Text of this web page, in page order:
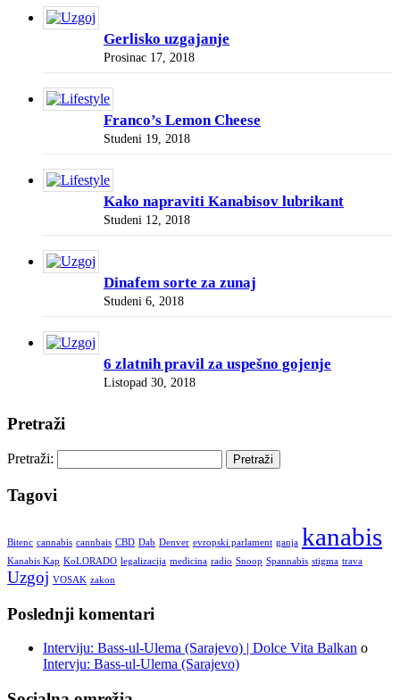
Gerlisko uzgajanje
Prosinac 17, 2018
Franco’s Lemon Cheese
Studeni 19, 2018
Kako napraviti Kanabisov lubrikant
Studeni 12, 2018
Dinafem sorte za zunaj
Studeni 6, 2018
6 zlatnih pravil za uspešno gojenje
Listopad 30, 2018
Pretraži
Pretraži:
Tagovi
Bitenc cannabis cannbais CBD Dab Denver evropski parlament ganja kanabis
Kanabis Kap KoLORADO legalizacija medicina radio Snoop Spannabis stigma trava
Uzgoj VOSAK zakon
Poslednji komentari
Interviju: Bass-ul-Ulema (Sarajevo) | Dolce Vita Balkan o
Intervju: Bass-ul-Ulema (Sarajevo)